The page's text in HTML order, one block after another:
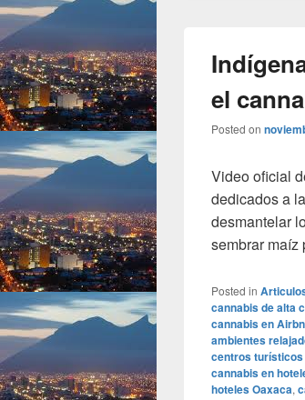
el
Posted on
Video oficial
dedicados a
desmantelar
sembrar maíz
Posted in
cannabis de alta
cannabis en
ambientes
centros turísticos
cannabis en
hoteles Oaxaca,